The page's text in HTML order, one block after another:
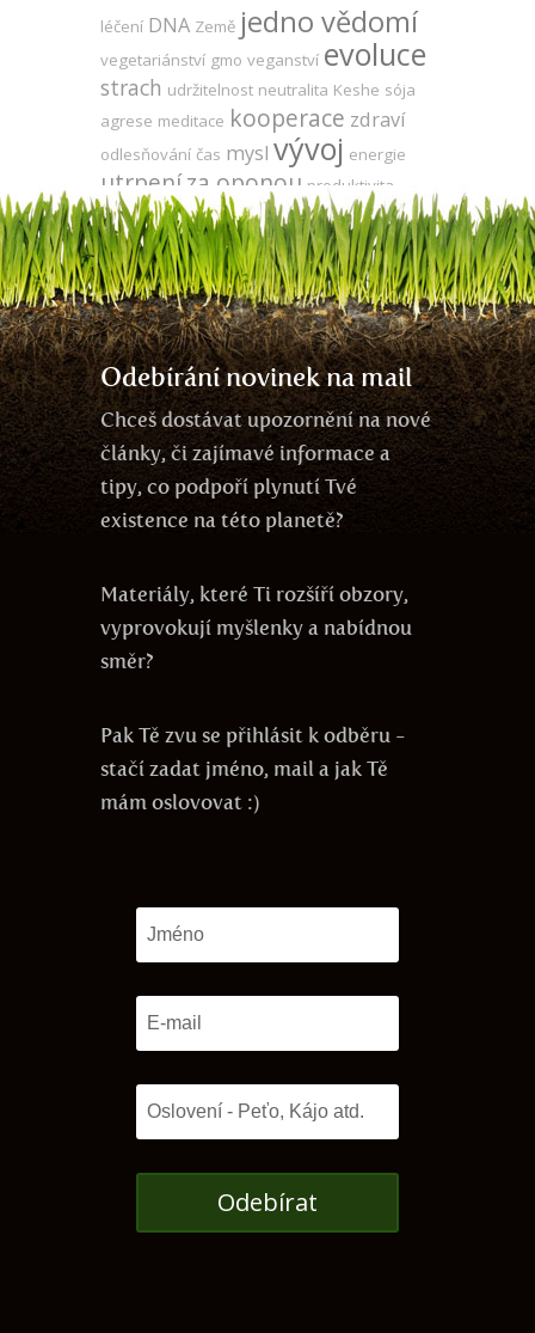
léčení DNA Země jedno vědomí
vegetariánství gmo veganství evoluce
strach udržitelnost neutralita Keshe sója
agrese meditace kooperace zdraví
odlesňování čas mysl vývoj energie
utrpeníza oponou produktivita
komunikace Tesla dušeláska volná
energie sílazodpovědnost
energie zdarma propojenostego
přítomnost
Odebírání novinek na mail
Chceš dostávat upozornění na nové
články, či zajímavé informace a
tipy, co podpoří plynutí Tvé
existence na této planetě?
Materiály, které Ti rozšíří obzory,
vyprovokují myšlenky a nabídnou
směr?
Pak Tě zvu se přihlásit k odběru -
stačí zadat jméno, mail a jak Tě
mám oslovovat :)
Odebírat